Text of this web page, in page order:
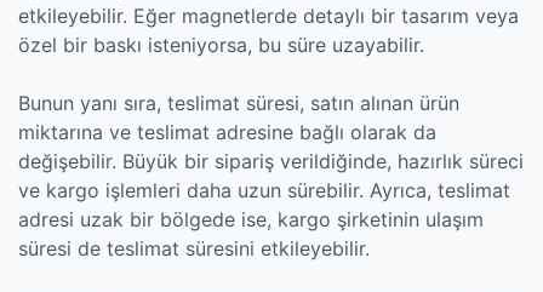
etkileyebilir. Eğer magnetlerde detaylı bir tasarım veya
özel bir baskı isteniyorsa, bu süre uzayabilir.
Bunun yanı sıra, teslimat süresi, satın alınan ürün
miktarına ve teslimat adresine bağlı olarak da
değişebilir. Büyük bir sipariş verildiğinde, hazırlık süreci
ve kargo işlemleri daha uzun sürebilir. Ayrıca, teslimat
adresi uzak bir bölgede ise, kargo şirketinin ulaşım
süresi de teslimat süresini etkileyebilir.